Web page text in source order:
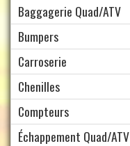
Baggagerie Quad/ATV
Bumpers
Carroserie
Chenilles
Compteurs
Échappement Quad/ATV